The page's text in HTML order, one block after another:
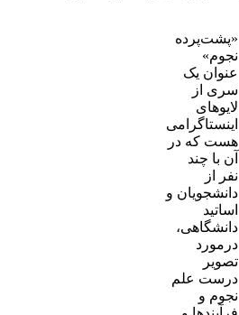
«پشت‌پرده
نجوم»
عنوان یک
سری از
لایوهای
اینستاگرامی
هست که در
آن با چند
نفر از
دانشجویان و
اساتید
دانشگاهی،
درمورد
تصویر
درست علم
نجوم و